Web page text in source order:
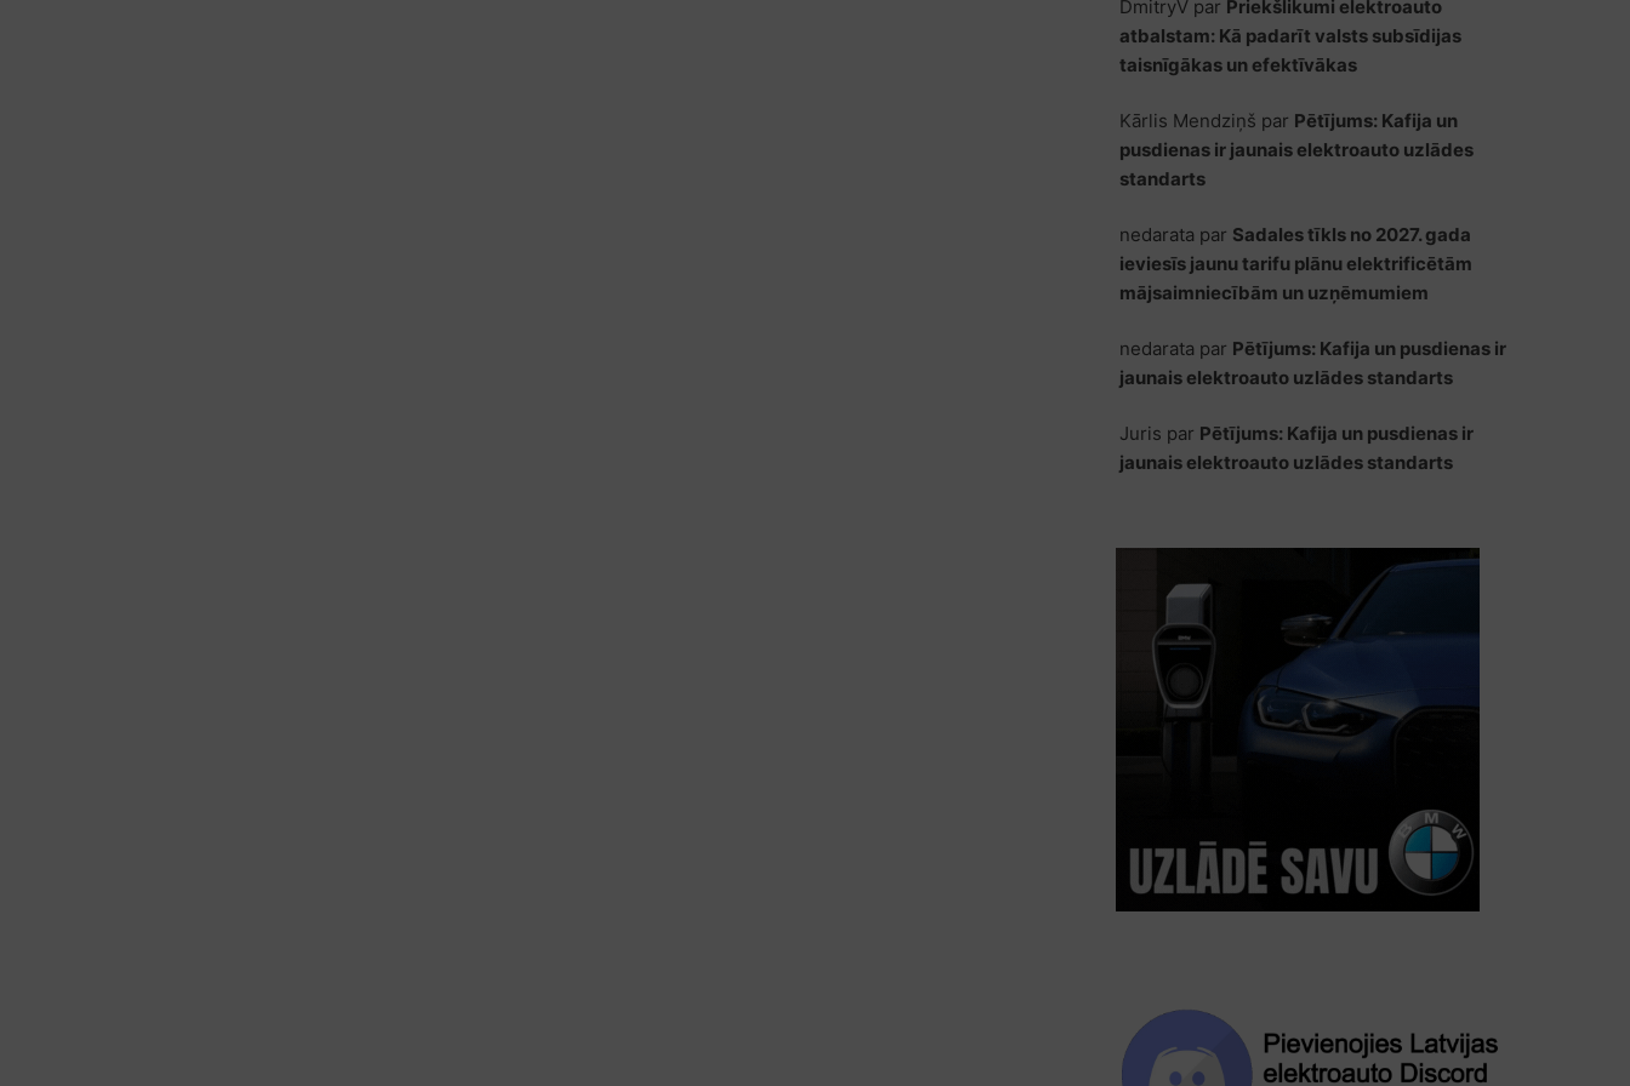
DmitryVpar Priekšlikumi elektroauto
atbalstam: Kā padarīt valsts subsīdijas
taisnīgākas un efektīvākas
Kārlis Mendziņš par Pētījums: Kafija un
pusdienas ir jaunais elektroauto uzlādes
standarts
nedarata par Sadales tīkls no 2027. gada
ieviesīs jaunu tarifu plānu elektrificētām
mājsaimniecībām un uzņēmumiem
nedarata par Pētījums: Kafija un pusdienas ir
jaunais elektroauto uzlādes standarts
Juris par Pētījums: Kafija un pusdienas ir
jaunais elektroauto uzlādes standarts